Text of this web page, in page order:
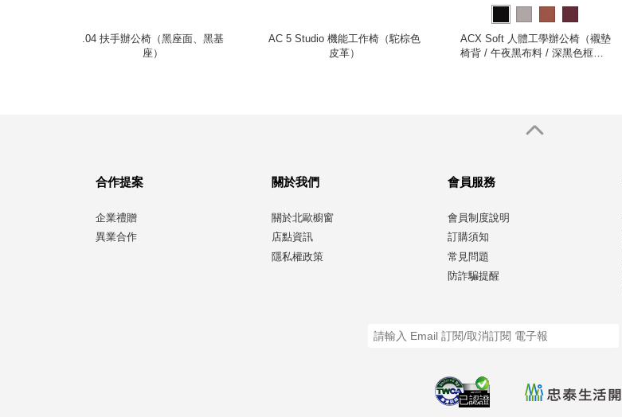
.04 扶手辦公椅（黑座面、黑基
座）
AC 5 Studio 機能工作椅（駝棕色
皮革）
ACX Soft 人體工學辦公椅（襯墊
椅背 / 午夜黑布料 / 深黑色框架 /
合作提案
企業禮贈
異業合作
關於我們
關於北歐櫥窗
店點資訊
隱私權政策
會員服務
會員制度說明
訂購須知
常見問題
防詐騙提醒
已認證